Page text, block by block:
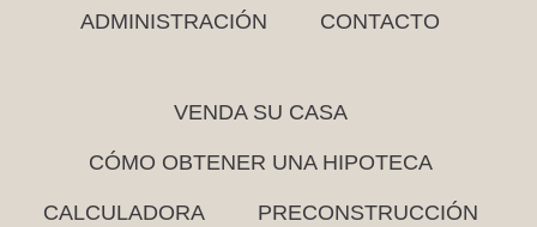
ADMINISTRACIÓN CONTACTO
VENDA SU CASA
CÓMO OBTENER UNA HIPOTECA
CALCULADORA PRECONSTRUCCIÓN